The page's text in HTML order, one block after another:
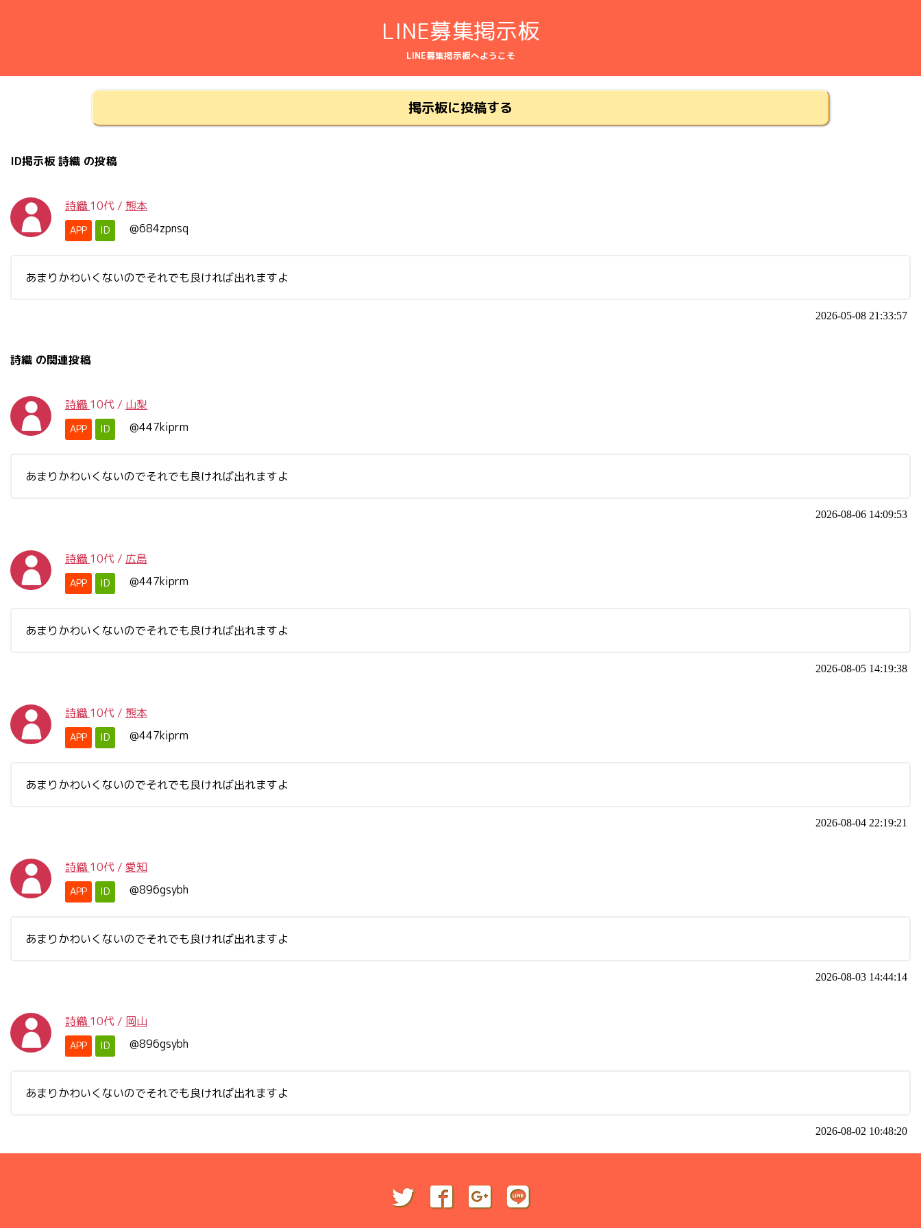
LINE募集掲示板
LINE募集掲示板へようこそ
掲示板に投稿する
ID掲示板 詩織 の投稿
詩織10代 / 熊本
APP ID @684zpnsq
あまりかわいくないのでそれでも良ければ出れますよ
2026-05-08 21:33:57
詩織 の関連投稿
詩織10代 / 山梨
APP ID @447kiprm
あまりかわいくないのでそれでも良ければ出れますよ
2026-08-06 14:09:53
詩織10代 / 広島
APP ID @447kiprm
あまりかわいくないのでそれでも良ければ出れますよ
2026-08-05 14:19:38
詩織10代 / 熊本
APP ID @447kiprm
あまりかわいくないのでそれでも良ければ出れますよ
2026-08-04 22:19:21
詩織10代 / 愛知
APP ID @896gsybh
あまりかわいくないのでそれでも良ければ出れますよ
2026-08-03 14:44:14
詩織10代 / 岡山
APP ID @896gsybh
あまりかわいくないのでそれでも良ければ出れますよ
2026-08-02 10:48:20